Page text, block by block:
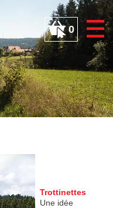
0
Trottinettes
Une idée